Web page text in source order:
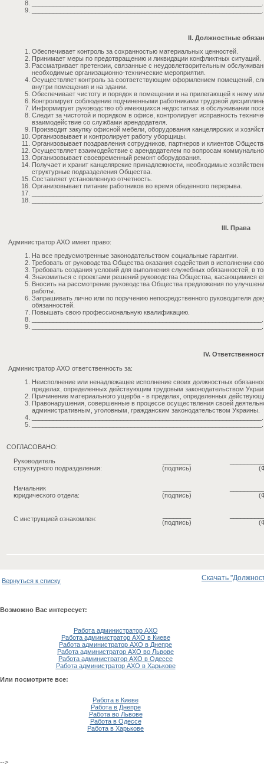
II. Должностные
Обеспечивает контроль за сохранностью материальных ценностей.
Принимает меры по предотвращению и ликвидации конфликтных ситуаций.
Рассматривает претензии, связанные с неудовлетворительным
необходимые организационно-технические мероприятия.
Осуществляет контроль за соответствующим оформлением помещений,
внутри помещения и на здании.
Обеспечивает чистоту и порядок в помещении и на прилегающей к нему
Контролирует соблюдение подчиненными работниками трудовой
Информирует руководство об имеющихся недостатках в обслуживании
Следит за чистотой и порядком в офисе, контролирует исправность
взаимодействие со службами арендодателя.
Производит закупку офисной мебели, оборудования канцелярских и
Организовывает и контролирует работу уборщицы.
Организовывает поздравления сотрудников, партнеров и клиентов
Осуществляет взаимодействие с арендодателем по вопросам
Организовывает своевременный ремонт оборудования.
Получает и хранит канцелярские принадлежности, необходимые
структурные подразделения Общества.
Составляет установленную отчетность.
Организовывает питание работников во время обеденного перерыва.
III. Права
Администратор АХО имеет право:
На все предусмотренные законодательством социальные гарантии.
Требовать от руководства Общества оказания содействия в исполнении
Требовать создания условий для выполнения служебных обязанностей, в
Знакомиться с проектами решений руководства Общества, касающимися
Вносить на рассмотрение руководства Общества предложения по
работы.
Запрашивать лично или по поручению непосредственного руководителя
обязанностей.
Повышать свою профессиональную квалификацию.
IV.
Администратор АХО ответственность за:
Неисполнение или ненадлежащее исполнение своих должностных
пределах, определенных действующим трудовым законодательством
Причинение материального ущерба - в пределах, определенных
Правонарушения, совершенные в процессе осуществления своей
административным, уголовным, гражданским законодательством Украины.
СОГЛАСОВАНО:
Руководитель
структурного подразделения:
(подпись)
Начальник
юридического отдела:
(подпись)
С инструкцией ознакомлен:
(подпись)
Вернуться к списку Скачать
Возможно Вас интересует:
Работа администратор АХО
Работа администратор АХО в Киеве
Работа администратор АХО в Днепре
Работа администратор АХО во Львове
Работа администратор АХО в Одессе
Работа администратор АХО в Харькове
Или посмотрите все:
Работа в Киеве
Работа в Днепре
Работа во Львове
Работа в Одессе
Работа в Харькове
-->